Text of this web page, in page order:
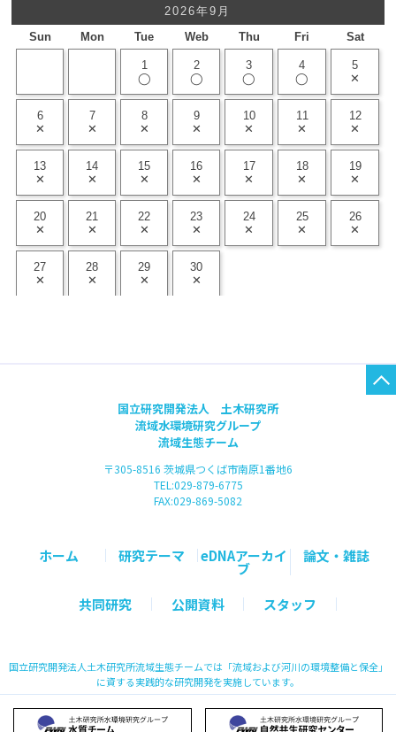
国立研究開発法人 土木研究所
流域水環境研究グループ
流域生態チーム
〒305-8516 茨城県つくば市南原1番地6
TEL:029-879-6775
FAX:029-869-5082
ホーム 研究テーマ eDNAアーカイ
ブ
論文・雑誌
共同研究 公開資料 スタッフ
国立研究開発法人土木研究所流域生態チームでは「流域および河川の環境整備と保全」
に資する実践的な研究開発を実施しています。